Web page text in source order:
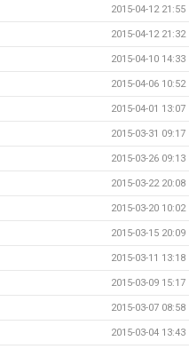
2015-04-12 21:55
2015-04-12 21:32
2015-04-10 14:33
2015-04-06 10:52
2015-04-01 13:07
2015-03-31 09:17
2015-03-26 09:13
2015-03-22 20:08
2015-03-20 10:02
2015-03-15 20:09
2015-03-11 13:18
2015-03-09 15:17
2015-03-07 08:58
2015-03-04 13:43